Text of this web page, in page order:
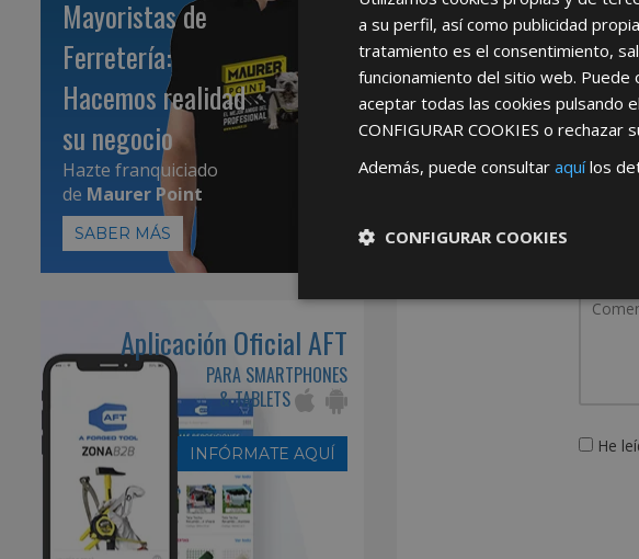
He
Mayoristas de
Ferretería:
Hacemos realidad
su negocio
Hazte franquiciado
de Maurer Point
SABER MÁS
Aplicación Oficial AFT
PARA SMARTPHONES
& TABLETS
INFÓRMATE AQUÍ
a su perfil, así como publicidad
tratamiento es el consentimiento,
funcionamiento del sitio web.
aceptar todas las cookies pulsando
CONFIGURAR COOKIES o rechazar
Además, puede consultar aquílos
CONFIGURAR COOKIES